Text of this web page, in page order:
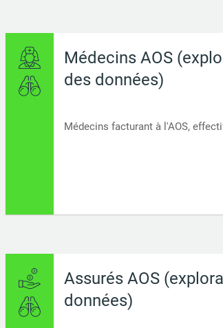
Prestataires de services et
Prestations et recours aux
Coûts et financement
Médecins AOS
des données)
Médecins facturant à l'AOS,
Assurés AOS
données)